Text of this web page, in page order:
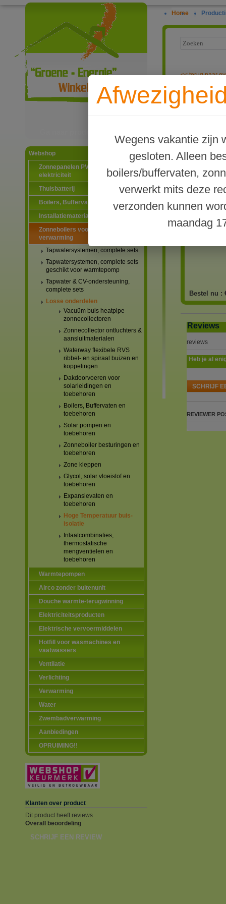
Webshop
Zonnepanelen PV-systemen
elektriciteit
Thuisbatterij
Boilers, Buffervaten en toebehoren
Installatiematerialen
Zonneboilers voor warmtapwater en
verwarming
Tapwatersystemen, complete sets
Tapwatersystemen, complete sets
geschikt voor warmtepomp
Tapwater & CV-ondersteuning,
complete sets
Losse onderdelen
Vacuüm buis heatpipe
zonnecollectoren
Zonnecollector ontluchters &
aansluitmaterialen
Waterway flexibele RVS
ribbel- en spiraal buizen en
koppelingen
Dakdoorvoeren voor
solarleidingen en
toebehoren
Boilers, Buffervaten en
toebehoren
Solar pompen en
toebehoren
Zonneboiler besturingen en
toebehoren
Zone kleppen
Glycol, solar vloeistof en
toebehoren
Expansievaten en
toebehoren
Hoge Temperatuur buis-
isolatie
Inlaatcombinaties,
thermostatische
mengventielen en
toebehoren
Warmtepompen
Airco zonder buitenunit
Douche warmte-terugwinning
Elektriciteitsproducten
Elektrische vervoermiddelen
Hotfill voor wasmachines en
vaatwassers
Ventilatie
Verlichting
Verwarming
Water
Zwembadverwarming
Aanbiedingen
OPRUIMING!!
Klanten over product
Dit product heeft reviews
Overall beoordeling
SCHRIJF EEN REVIEW
Home |
Wegens vakantie zijn
gesloten. Alleen
boilers/buffervaten,
verwerkt mits deze
verzonden kunnen
maandag
<<terug naar
Zelfklevende
Bestel nu :
Reviews
reviews
Heb je al
SCHRIJF
REVIEWER